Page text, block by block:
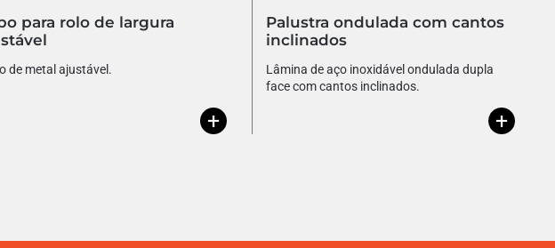
para rolo de largura
de metal ajustável.
+
Palustra ondulada com cantos
inclinados
Lâmina de aço inoxidável ondulada dupla
face com cantos inclinados.
+